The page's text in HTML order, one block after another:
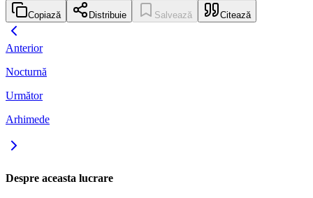
Copiază Distribuie Salvează Citează
Anterior
Nocturnă
Următor
Arhimede
Despre aceasta lucrare